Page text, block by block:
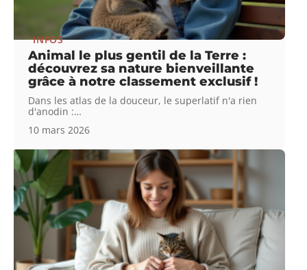
INFOS
Animal le plus gentil de la Terre :
découvrez sa nature bienveillante
grâce à notre classement exclusif !
Dans les atlas de la douceur, le superlatif n'a rien
d'anodin :…
10 mars 2026